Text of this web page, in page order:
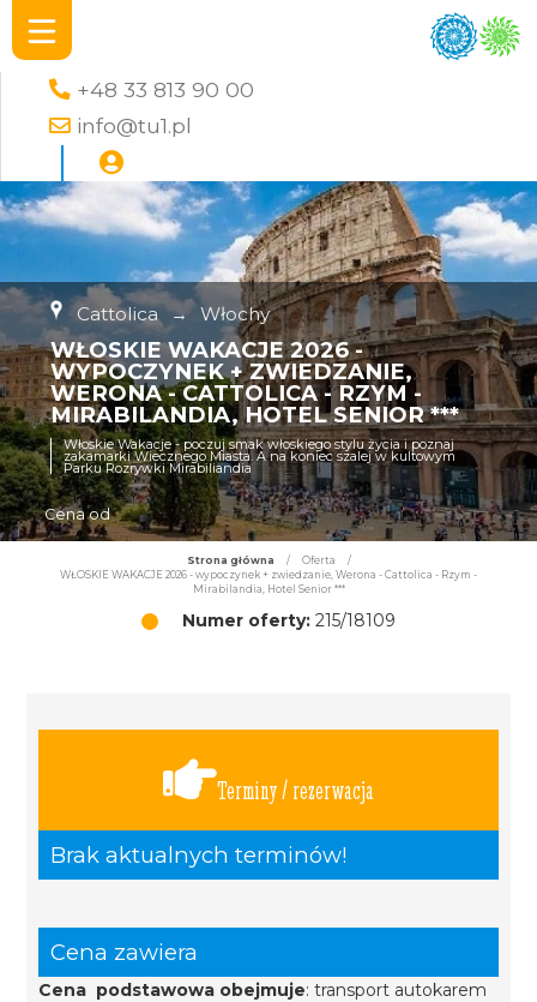
+48 33 813 90 00
info@tu1.pl
Cattolica → Włochy
WŁOSKIE WAKACJE 2026 -
WYPOCZYNEK + ZWIEDZANIE,
WERONA - CATTOLICA - RZYM -
MIRABILANDIA, HOTEL SENIOR ***
Włoskie Wakacje - poczuj smak włoskiego stylu życia i poznaj
zakamarki Wiecznego Miasta. A na koniec szalej w kultowym
Parku Rozrywki Mirabiliandia
Cena od
Strona główna / Oferta
/
WŁOSKIE WAKACJE 2026 - wypoczynek + zwiedzanie, Werona - Cattolica - Rzym -
Mirabilandia, Hotel Senior ***
Numer oferty: 215/18109
Terminy / rezerwacja
Brak aktualnych terminów!
Cena zawiera
Cena podstawowa obejmuje: transport autokarem